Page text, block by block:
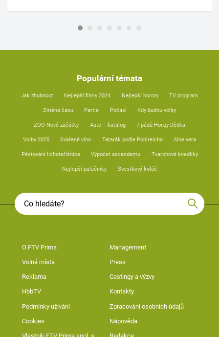
Populární témata
Jak zhubnout Nejlepší filmy 2024 Nejlepší horory TV program
Změna času Partie Počasí Kdy budou volby
ZOO Nové začátky Auto – katalog 7 pádů Honzy Dědka
Volby 2025 Svařené víno Tatarák podle Pohlreicha Aloe vera
Pěstování lichořeřišnice Výpočet ascendentu Tvarohové knedlíky
Nejlepší palačinky Švestkový koláč
O FTV Prima Management
Volná místa Press
Reklama Castingy a výzvy
HbbTV Kontakty
Podmínky užívání Zpracování osobních údajů
Cookies Nápověda